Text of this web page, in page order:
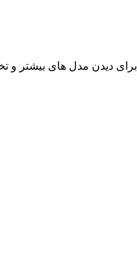
برای دیدن مدل های بیشتر و